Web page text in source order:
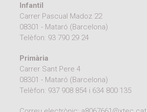
Infantil
Carrer Pascual Madoz 22
08301 - Mataró (Barcelona)
Telèfon: 93 790 29 24
Primària
Carrer Sant Pere 4
08301 - Mataró (Barcelona)
Telèfon: 937 908 854 i 634 800 135